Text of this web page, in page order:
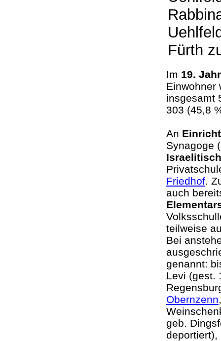
Fürth
Im 19.
Einwohner
insgesamt
303 (45,8
An
Synagoge
Friedhof.
auch
teilweise
Bei
genannt:
Levi (gest.
Obernzenn
geb.